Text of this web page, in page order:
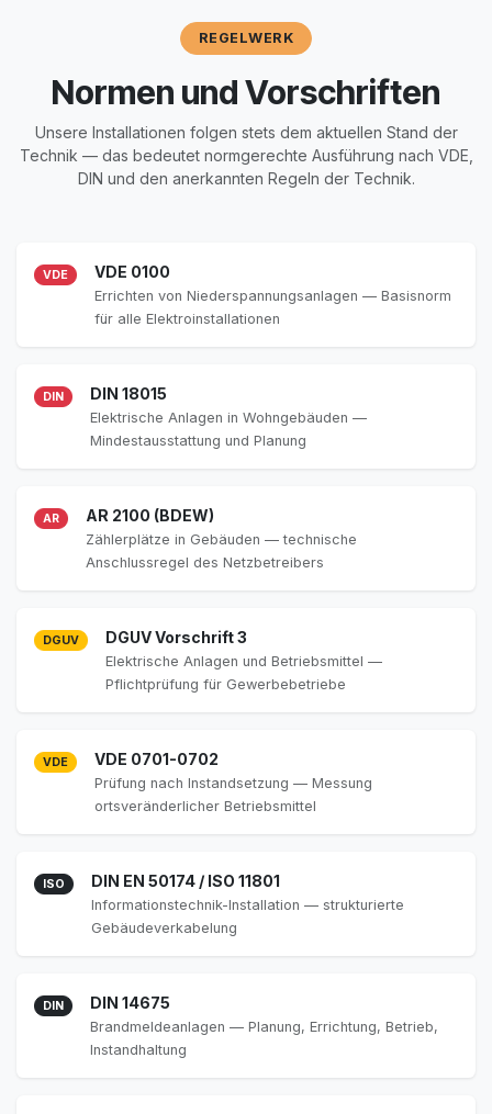
REGELWERK
Normen und Vorschriften
Unsere Installationen folgen stets dem aktuellen Stand der
Technik — das bedeutet normgerechte Ausführung nach VDE,
DIN und den anerkannten Regeln der Technik.
VDE VDE 0100
Errichten von Niederspannungsanlagen — Basisnorm
für alle Elektroinstallationen
DIN DIN 18015
Elektrische Anlagen in Wohngebäuden —
Mindestausstattung und Planung
AR AR 2100 (BDEW)
Zählerplätze in Gebäuden — technische
Anschlussregel des Netzbetreibers
DGUV DGUV Vorschrift 3
Elektrische Anlagen und Betriebsmittel —
Pflichtprüfung für Gewerbebetriebe
VDE VDE 0701-0702
Prüfung nach Instandsetzung — Messung
ortsveränderlicher Betriebsmittel
ISO DIN EN 50174 / ISO 11801
Informationstechnik-Installation — strukturierte
Gebäudeverkabelung
DIN DIN 14675
Brandmeldeanlagen — Planung, Errichtung, Betrieb,
Instandhaltung